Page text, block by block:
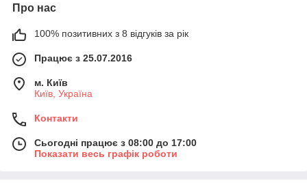
Про нас
100% позитивних з 8 відгуків за рік
Працює з 25.07.2016
м. Київ
Київ, Україна
Контакти
Сьогодні працює з 08:00 до 17:00
Показати весь графік роботи